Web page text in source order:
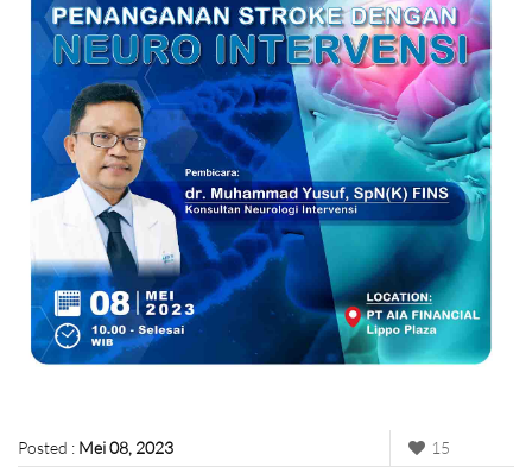
Posted : Mei 08, 2023 15